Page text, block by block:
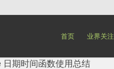
首页 业界关注
日期时间函数使用总结